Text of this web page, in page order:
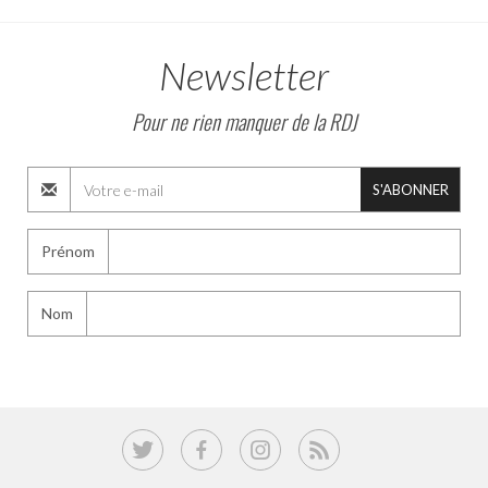
Newsletter
Pour ne rien manquer de la RDJ
S'ABONNER
Prénom
Nom